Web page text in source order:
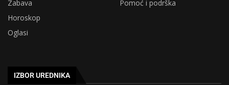
Zabava
Pomoć i podrška
Horoskop
Oglasi
IZBOR UREDNIKA